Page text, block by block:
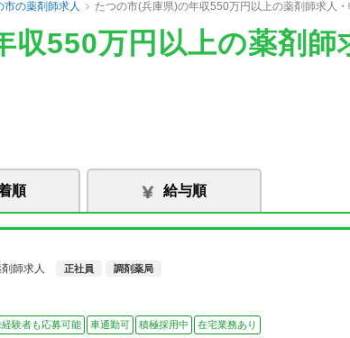
市の薬剤師求人 たつの市(兵庫県)の年収550万円以上の薬剤師求人
収550万円以上の薬剤師
順 給与順
師求人
正社員 調剤薬局
経験者も応募可能 車通勤可 積極採用中 在宅業務あり